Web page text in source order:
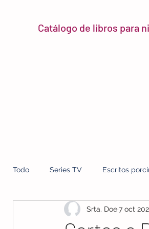
Catálogo de libros para
Todo Series TV Escritos
micro reseñas Srta. Doe7 oct